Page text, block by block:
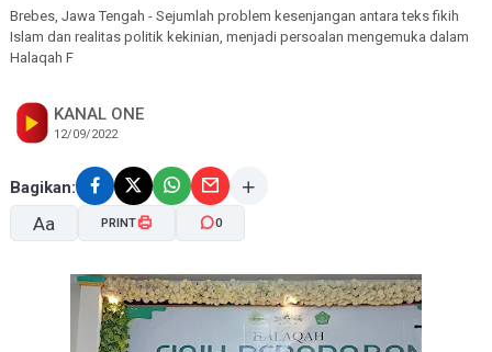
Brebes, Jawa Tengah - Sejumlah problem kesenjangan antara teks fikih
Islam dan realitas politik kekinian, menjadi persoalan mengemuka dalam
Halaqah F
KANAL ONE
12/09/2022
Bagikan:
Aa
A- A+
PRINT 0